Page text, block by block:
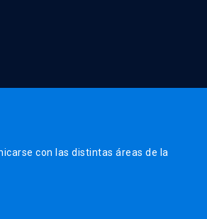
con las distintas áreas de la